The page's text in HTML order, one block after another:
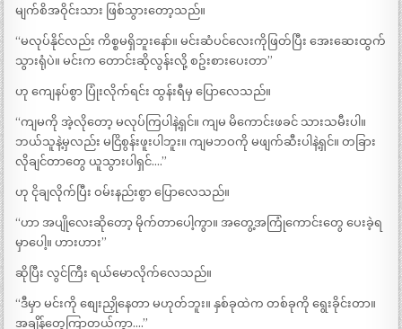
မျက်စိအဝိုင်းသား ဖြစ်သွားတော့သည်။
“မလုပ်နိုင်လည်း ကိစ္စမရှိဘူးနော်။ မင်းဆံပင်လေးကိုဖြတ်ပြီး အေးဆေးထွက်
သွားရုံပဲ။ မင်းက တောင်းဆိုလွန်းလို့ စဥ်းစားပေးတာ”
ဟု ကျေနပ်စွာ ပြုံးလိုက်ရင်း ထွန်းရီမှ ပြောလေသည်။
“ကျမကို အဲ့လိုတော့ မလုပ်ကြပါနဲ့ရှင်။ ကျမ မိကောင်းဖခင် သားသမီးပါ။
ဘယ်သူနဲ့မှလည်း မငြိစွန်းဖူးပါဘူး။ ကျမဘဝကို မဖျက်ဆီးပါနဲ့ရှင်။ တခြား
လိုချင်တာတွေ ယူသွားပါရှင်….”
ဟု ငိုချလိုက်ပြီး ဝမ်းနည်းစွာ ပြောလေသည်။
“ဟာ အပျိုလေးဆိုတော့ မိုက်တာပေါ့ကွာ။ အတွေ့အကြုံကောင်းတွေ ပေးခဲ့ရ
မှာပေါ့။ ဟားဟား”
ဆိုပြီး လွင်ကြီး ရယ်မောလိုက်လေသည်။
“ဒီမှာ မင်းကို စျေးညှိုနေတာ မဟုတ်ဘူး။ နှစ်ခုထဲက တစ်ခုကို ရွေးခိုင်းတာ။
အချိန်တွေကြာတယ်ကွာ….”